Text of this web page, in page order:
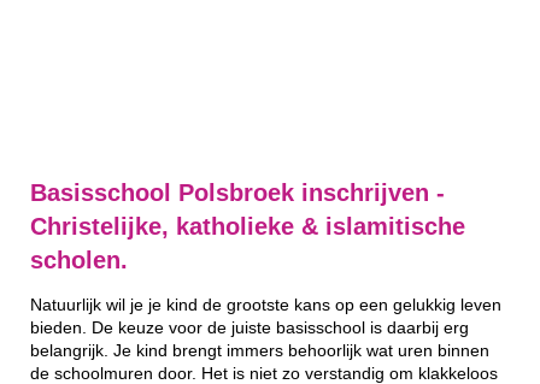
Basisschool Polsbroek inschrijven -
Christelijke, katholieke & islamitische
scholen.
Natuurlijk wil je je kind de grootste kans op een gelukkig leven
bieden. De keuze voor de juiste basisschool is daarbij erg
belangrijk. Je kind brengt immers behoorlijk wat uren binnen
de schoolmuren door. Het is niet zo verstandig om klakkeloos